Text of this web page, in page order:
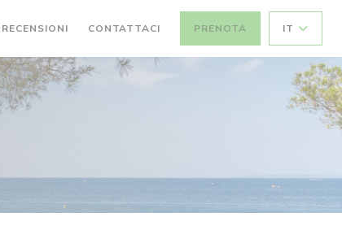
RECENSIONI CONTATTACI PRENOTA IT